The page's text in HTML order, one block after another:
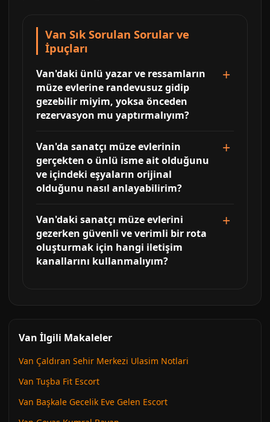
Van Sık Sorulan Sorular ve
İpuçları
Van'daki ünlü yazar ve ressamların
müze evlerine randevusuz gidip
gezebilir miyim, yoksa önceden
rezervasyon mu yaptırmalıyım?
Van'da sanatçı müze evlerinin
gerçekten o ünlü isme ait olduğunu
ve içindeki eşyaların orijinal
olduğunu nasıl anlayabilirim?
Van'daki sanatçı müze evlerini
gezerken güvenli ve verimli bir rota
oluşturmak için hangi iletişim
kanallarını kullanmalıyım?
Van İlgili Makaleler
Van Çaldıran Sehir Merkezi Ulasim Notlari
Van Tuşba Fit Escort
Van Başkale Gecelik Eve Gelen Escort